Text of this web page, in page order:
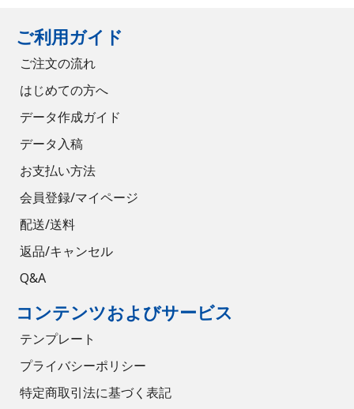
ご利用ガイド
ご注文の流れ
はじめての方へ
データ作成ガイド
データ入稿
お支払い方法
会員登録/マイページ
配送/送料
返品/キャンセル
Q&A
コンテンツおよびサービス
テンプレート
プライバシーポリシー
特定商取引法に基づく表記